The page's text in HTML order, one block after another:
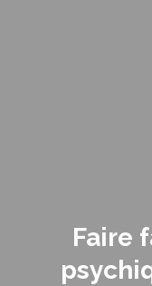
Faire